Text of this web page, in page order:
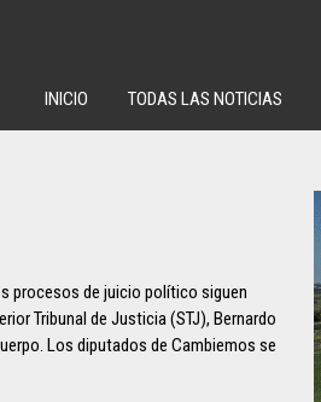
INICIO TODAS LAS NOTICIAS
procesos de juicio político siguen
Tribunal de Justicia (STJ), Bernardo
Los diputados de Cambiemos se